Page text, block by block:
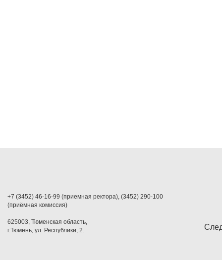
+7 (3452) 46-16-99 (приемная ректора), (3452) 290-100
(приёмная комиссия)
625003, Тюменская область,
г.Тюмень, ул. Республики, 2.